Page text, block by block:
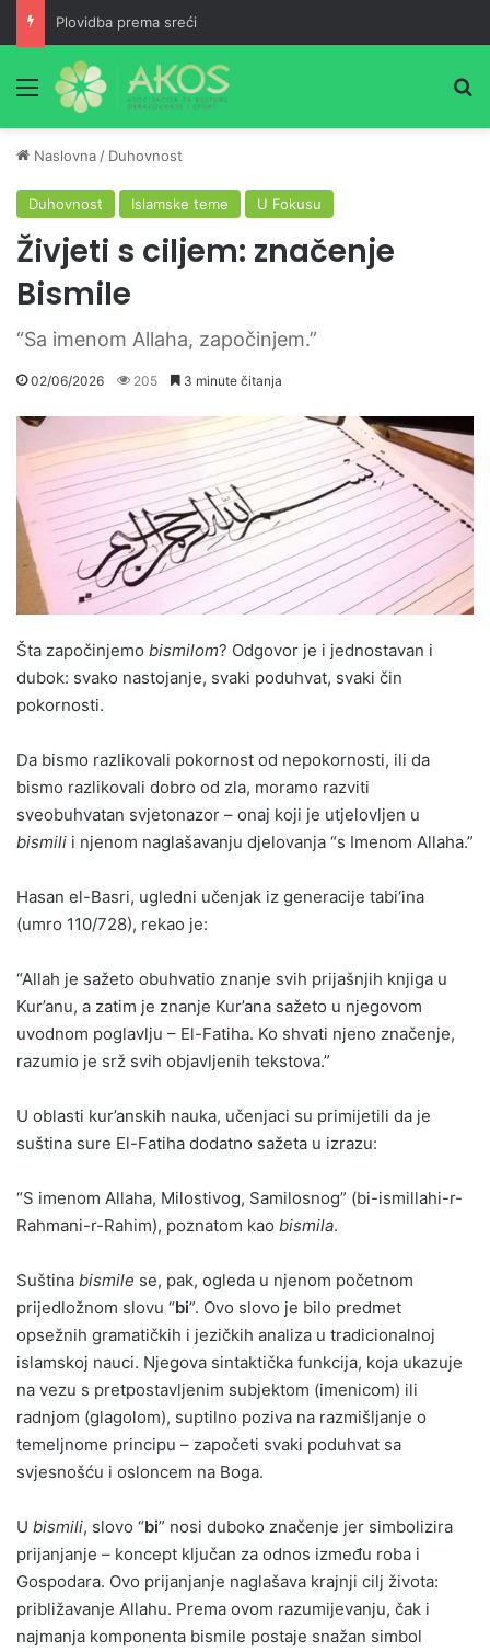
Plovidba prema sreći
Meni
Naslovna / Duhovnost
Duhovnost Islamske teme U Fokusu
Živjeti s ciljem: značenje
Bismile
“Sa imenom Allaha, započinjem.”
02/06/2026 205 3 minute čitanja
Šta započinjemo bismilom? Odgovor je i jednostavan i
dubok: svako nastojanje, svaki poduhvat, svaki čin
pokornosti.
Da bismo razlikovali pokornost od nepokornosti, ili da
bismo razlikovali dobro od zla, moramo razviti
sveobuhvatan svjetonazor – onaj koji je utjelovljen u
bismili i njenom naglašavanju djelovanja “s Imenom Allaha.”
Hasan el-Basri, ugledni učenjak iz generacije tabi‘ina
(umro 110/728), rekao je:
“Allah je sažeto obuhvatio znanje svih prijašnjih knjiga u
Kur’anu, a zatim je znanje Kur’ana sažeto u njegovom
uvodnom poglavlju – El-Fatiha. Ko shvati njeno značenje,
razumio je srž svih objavljenih tekstova.”
U oblasti kur’anskih nauka, učenjaci su primijetili da je
suština sure El-Fatiha dodatno sažeta u izrazu:
“S imenom Allaha, Milostivog, Samilosnog” (bi-ismillahi-r-
Rahmani-r-Rahim), poznatom kao bismila.
Suština bismile se, pak, ogleda u njenom početnom
prijedložnom slovu “bi”. Ovo slovo je bilo predmet
opsežnih gramatičkih i jezičkih analiza u tradicionalnoj
islamskoj nauci. Njegova sintaktička funkcija, koja ukazuje
na vezu s pretpostavljenim subjektom (imenicom) ili
radnjom (glagolom), suptilno poziva na razmišljanje o
temeljnome principu – započeti svaki poduhvat sa
svjesnošću i osloncem na Boga.
U bismili, slovo “bi” nosi duboko značenje jer simbolizira
prijanjanje – koncept ključan za odnos između roba i
Gospodara. Ovo prijanjanje naglašava krajnji cilj života:
približavanje Allahu. Prema ovom razumijevanju, čak i
najmanja komponenta bismile postaje snažan simbol